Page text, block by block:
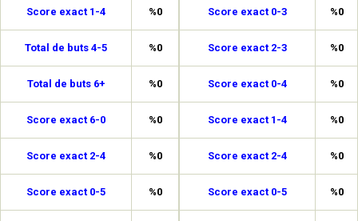
Score exact 1-4 %0
Total de buts 4-5 %0
Total de buts 6+ %0
Score exact 6-0 %0
Score exact 2-4 %0
Score exact 0-5 %0
Score exact 0-3 %0
Score exact 2-3 %0
Score exact 0-4 %0
Score exact 1-4 %0
Score exact 2-4 %0
Score exact 0-5 %0